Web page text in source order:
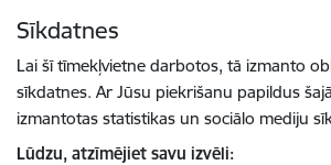
Sīkdatnes
Lai šī tīmekļvietne darbotos, tā izmanto
sīkdatnes. Ar Jūsu piekrišanu papildus
izmantotas statistikas un sociālo mediju
Lūdzu, atzīmējiet savu izvēli: